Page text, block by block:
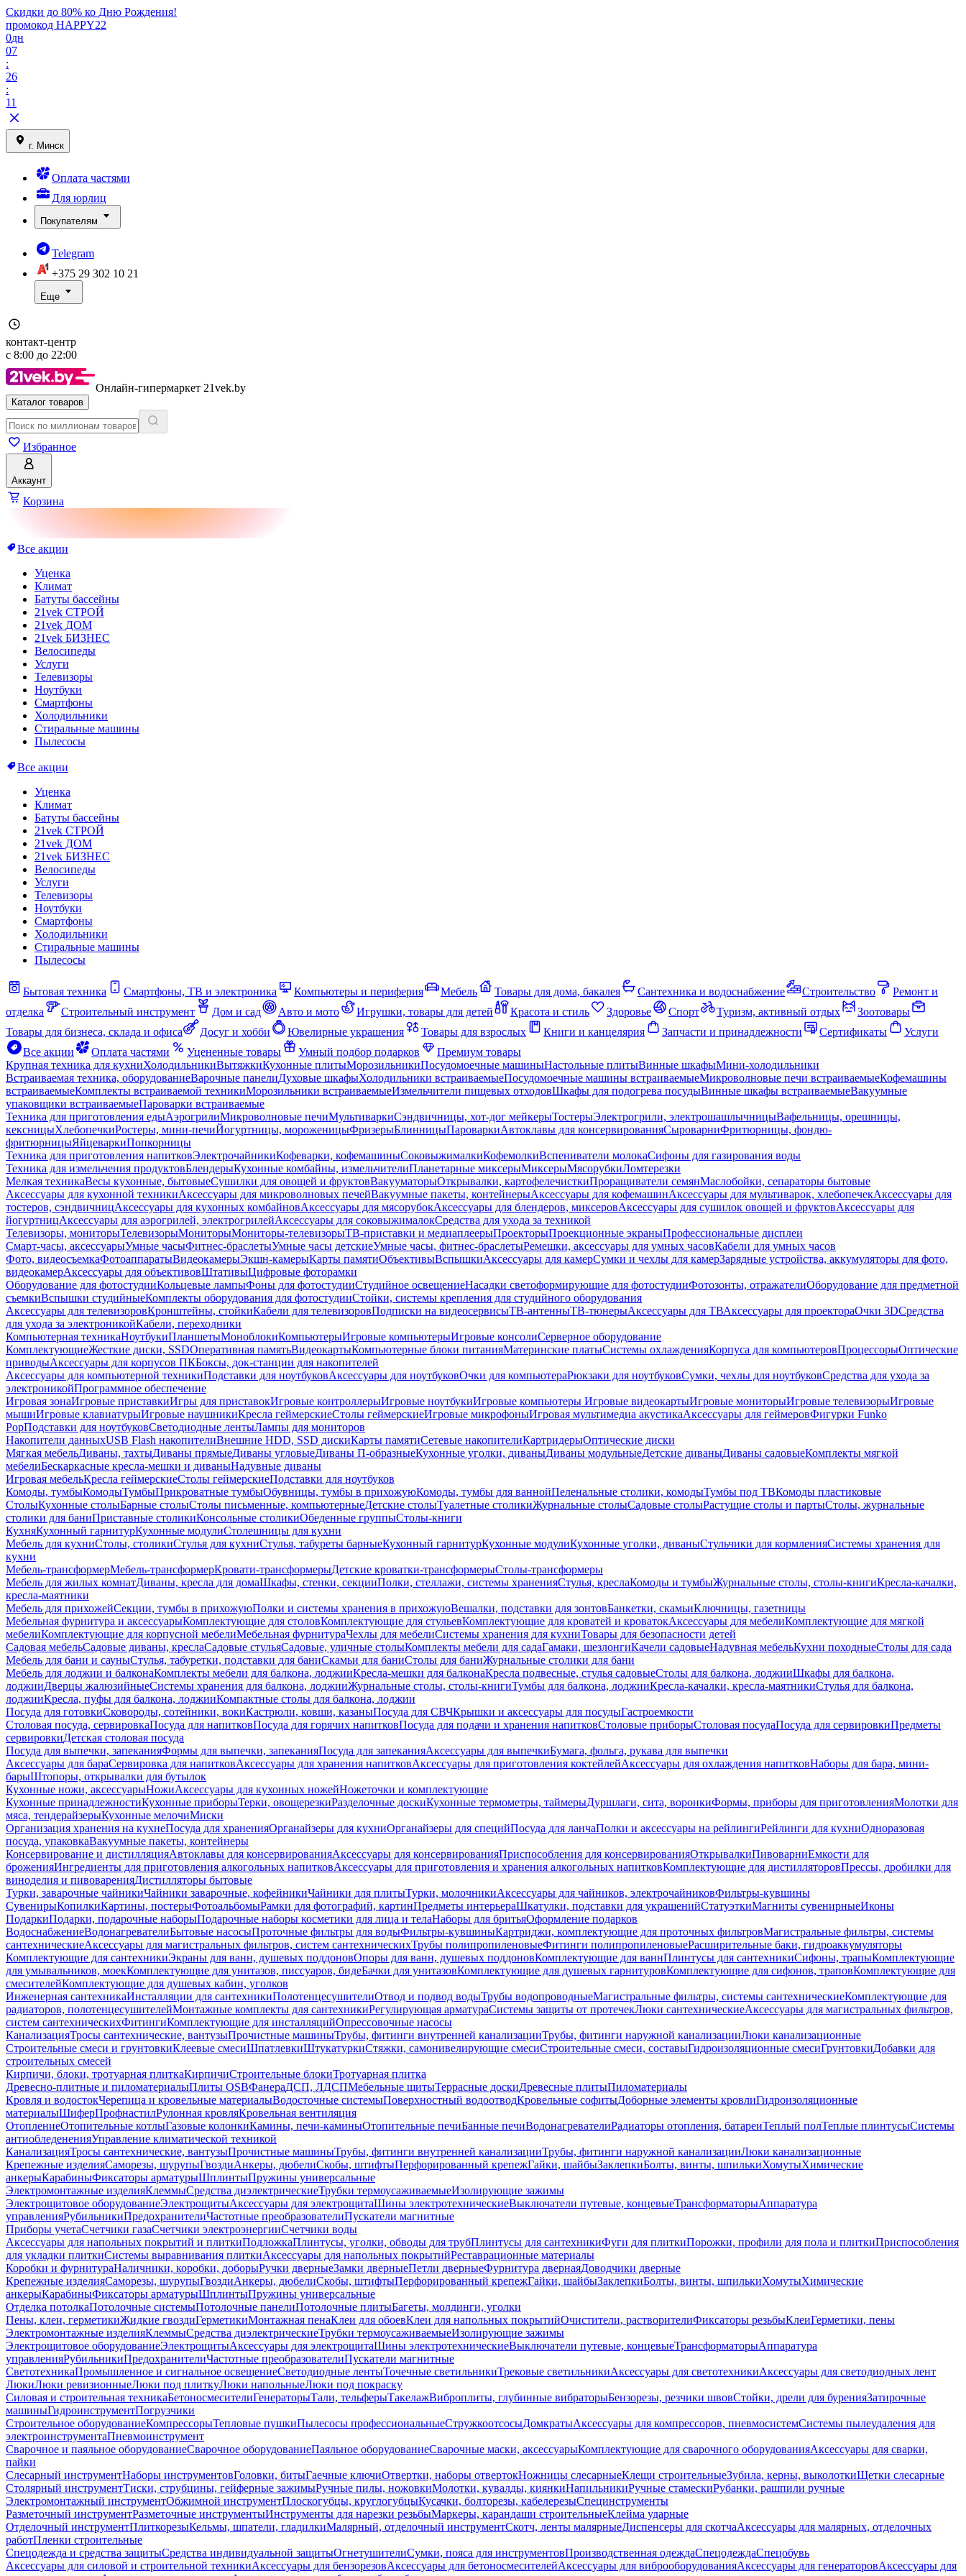
Скидки до 80% ко Дню Рождения!
промокод HAPPY22
0дн
07
:
26
:
11
г. Минск
Оплата частями
Для юрлиц
Покупателям
Telegram
+375 29 302 10 21
Еще
контакт-центр
с 8:00 до 22:00
Онлайн-гипермаркет 21vek.by
Каталог товаров
Избранное
Аккаунт
Корзина
Все акции
Уценка
Климат
Батуты бассейны
21vek СТРОЙ
21vek ДОМ
21vek БИЗНЕС
Велосипеды
Услуги
Телевизоры
Ноутбуки
Смартфоны
Холодильники
Стиральные машины
Пылесосы
Все акции
Уценка
Климат
Батуты бассейны
21vek СТРОЙ
21vek ДОМ
21vek БИЗНЕС
Велосипеды
Услуги
Телевизоры
Ноутбуки
Смартфоны
Холодильники
Стиральные машины
Пылесосы
Бытовая техника Смартфоны, ТВ и электроника Компьютеры и периферия Мебель Товары для дома, бакалея Сантехника и водоснабжение Строительство
Ремонт и
отделка
Строительный инструмент Дом и сад Авто и мото Игрушки, товары для детей Красота и стиль Здоровье Спорт Туризм, активный отдых
Зоотовары
Товары для бизнеса, склада и офиса
Досуг и хобби Ювелирные украшения Товары для взрослых Книги и канцелярия Запчасти и принадлежности Сертификаты
Услуги
Все акции
Оплата частями Уцененные товары Умный подбор подарков
Премиум товары
Крупная техника для кухниХолодильникиВытяжкиКухонные плитыМорозильникиПосудомоечные машиныНастольные плитыВинные шкафыМини-холодильники
Встраиваемая техника, оборудованиеВарочные панелиДуховые шкафыХолодильники встраиваемыеПосудомоечные машины встраиваемыеМикроволновые печи встраиваемыеКофемашины
встраиваемыеКомплекты встраиваемой техникиМорозильники встраиваемыеИзмельчители пищевых отходовШкафы для подогрева посудыВинные шкафы встраиваемыеВакуумные
упаковщики встраиваемыеПароварки встраиваемые
Техника для приготовления едыАэрогрилиМикроволновые печиМультиваркиСэндвичницы, хот-дог мейкерыТостерыЭлектрогрили, электрошашлычницыВафельницы, орешницы,
кексницыХлебопечкиРостеры, мини-печиЙогуртницы, мороженицыФризерыБлинницыПароваркиАвтоклавы для консервированияСыроварниФритюрницы, фондю-
фритюрницыЯйцеваркиПопкорницы
Техника для приготовления напитковЭлектрочайникиКофеварки, кофемашиныСоковыжималкиКофемолкиВспениватели молокаСифоны для газирования воды
Техника для измельчения продуктовБлендерыКухонные комбайны, измельчителиПланетарные миксерыМиксерыМясорубкиЛомтерезки
Мелкая техникаВесы кухонные, бытовыеСушилки для овощей и фруктовВакууматорыОткрывалки, картофелечисткиПроращиватели семянМаслобойки, сепараторы бытовые
Аксессуары для кухонной техникиАксессуары для микроволновых печейВакуумные пакеты, контейнерыАксессуары для кофемашинАксессуары для мультиварок, хлебопечекАксессуары для
тостеров, сэндвичницАксессуары для кухонных комбайновАксессуары для мясорубокАксессуары для блендеров, миксеровАксессуары для сушилок овощей и фруктовАксессуары для
йогуртницАксессуары для аэрогрилей, электрогрилейАксессуары для соковыжималокСредства для ухода за техникой
Телевизоры, мониторыТелевизорыМониторыМониторы-телевизорыТВ-приставки и медиаплеерыПроекторыПроекционные экраныПрофессиональные дисплеи
Смарт-часы, аксессуарыУмные часыФитнес-браслетыУмные часы детскиеУмные часы, фитнес-браслетыРемешки, аксессуары для умных часовКабели для умных часов
Фото, видеосъемкаФотоаппаратыВидеокамерыЭкшн-камерыКарты памятиОбъективыВспышкиАксессуары для камерСумки и чехлы для камерЗарядные устройства, аккумуляторы для фото,
видеокамерАксессуары для объективовШтативыЦифровые фоторамки
Оборудование для фотостудииКольцевые лампыФоны для фотостудииСтудийное освещениеНасадки светоформирующие для фотостудииФотозонты, отражателиОборудование для предметной
съемкиВспышки студийныеКомплекты оборудования для фотостудииСтойки, системы крепления для студийного оборудования
Аксессуары для телевизоровКронштейны, стойкиКабели для телевизоровПодписки на видеосервисыТВ-антенныТВ-тюнерыАксессуары для ТВАксессуары для проектораОчки 3DСредства
для ухода за электроникойКабели, переходники
Компьютерная техникаНоутбукиПланшетыМоноблокиКомпьютерыИгровые компьютерыИгровые консолиСерверное оборудование
КомплектующиеЖесткие диски, SSDОперативная памятьВидеокартыКомпьютерные блоки питанияМатеринские платыСистемы охлажденияКорпуса для компьютеровПроцессорыОптические
приводыАксессуары для корпусов ПКБоксы, док-станции для накопителей
Аксессуары для компьютерной техникиПодставки для ноутбуковАксессуары для ноутбуковОчки для компьютераРюкзаки для ноутбуковСумки, чехлы для ноутбуковСредства для ухода за
электроникойПрограммное обеспечение
Игровая зонаИгровые приставкиИгры для приставокИгровые контроллерыИгровые ноутбукиИгровые компьютеры Игровые видеокартыИгровые мониторыИгровые телевизорыИгровые
мышиИгровые клавиатурыИгровые наушникиКресла геймерскиеСтолы геймерскиеИгровые микрофоныИгровая мультимедиа акустикаАксессуары для геймеровФигурки Funko
PopПодставки для ноутбуковСветодиодные лентыЛампы для мониторов
Накопители данныхUSB Flash накопителиВнешние HDD, SSD дискиКарты памятиСетевые накопителиКартридерыОптические диски
Мягкая мебельДиваны, тахтыДиваны прямыеДиваны угловыеДиваны П-образныеКухонные уголки, диваныДиваны модульныеДетские диваныДиваны садовыеКомплекты мягкой
мебелиБескаркасные кресла-мешки и диваныНадувные диваны
Игровая мебельКресла геймерскиеСтолы геймерскиеПодставки для ноутбуков
Комоды, тумбыКомодыТумбыПрикроватные тумбыОбувницы, тумбы в прихожуюКомоды, тумбы для ваннойПеленальные столики, комодыТумбы под ТВКомоды пластиковые
СтолыКухонные столыБарные столыСтолы письменные, компьютерныеДетские столыТуалетные столикиЖурнальные столыСадовые столыРастущие столы и партыСтолы, журнальные
столики для баниПриставные столикиКонсольные столикиОбеденные группыСтолы-книги
КухняКухонный гарнитурКухонные модулиСтолешницы для кухни
Мебель для кухниСтолы, столикиСтулья для кухниСтулья, табуреты барныеКухонный гарнитурКухонные модулиКухонные уголки, диваныСтульчики для кормленияСистемы хранения для
кухни
Мебель-трансформерМебель-трансформерКровати-трансформерыДетские кроватки-трансформерыСтолы-трансформеры
Мебель для жилых комнатДиваны, кресла для домаШкафы, стенки, секцииПолки, стеллажи, системы храненияСтулья, креслаКомоды и тумбыЖурнальные столы, столы-книгиКресла-качалки,
кресла-маятники
Мебель для прихожейСекции, тумбы в прихожуюПолки и системы хранения в прихожуюВешалки, подставки для зонтовБанкетки, скамьиКлючницы, газетницы
Мебельная фурнитура и аксессуарыКомплектующие для столовКомплектующие для стульевКомплектующие для кроватей и кроватокАксессуары для мебелиКомплектующие для мягкой
мебелиКомплектующие для корпусной мебелиМебельная фурнитураЧехлы для мебелиСистемы хранения для кухниТовары для безопасности детей
Садовая мебельСадовые диваны, креслаСадовые стульяСадовые, уличные столыКомплекты мебели для садаГамаки, шезлонгиКачели садовыеНадувная мебельКухни походныеСтолы для сада
Мебель для бани и сауныСтулья, табуретки, подставки для баниСкамьи для баниСтолы для баниЖурнальные столики для бани
Мебель для лоджии и балконаКомплекты мебели для балкона, лоджииКресла-мешки для балконаКресла подвесные, стулья садовыеСтолы для балкона, лоджииШкафы для балкона,
лоджииДверцы жалюзийныеСистемы хранения для балкона, лоджииЖурнальные столы, столы-книгиТумбы для балкона, лоджииКресла-качалки, кресла-маятникиСтулья для балкона,
лоджииКресла, пуфы для балкона, лоджииКомпактные столы для балкона, лоджии
Посуда для готовкиСковороды, сотейники, вокиКастрюли, ковши, казаныПосуда для СВЧКрышки и аксессуары для посудыГастроемкости
Столовая посуда, сервировкаПосуда для напитковПосуда для горячих напитковПосуда для подачи и хранения напитковСтоловые приборыСтоловая посудаПосуда для сервировкиПредметы
сервировкиДетская столовая посуда
Посуда для выпечки, запеканияФормы для выпечки, запеканияПосуда для запеканияАксессуары для выпечкиБумага, фольга, рукава для выпечки
Аксессуары для бараСервировка для напитковАксессуары для хранения напитковАксессуары для приготовления коктейлейАксессуары для охлаждения напитковНаборы для бара, мини-
барыШтопоры, открывалки для бутылок
Кухонные ножи, аксессуарыНожиАксессуары для кухонных ножейНожеточки и комплектующие
Кухонные принадлежностиКухонные приборыТерки, овощерезкиРазделочные доскиКухонные термометры, таймерыДуршлаги, сита, воронкиФормы, приборы для приготовленияМолотки для
мяса, тендерайзерыКухонные мелочиМиски
Организация хранения на кухнеПосуда для храненияОрганайзеры для кухниОрганайзеры для специйПосуда для ланчаПолки и аксессуары на рейлингиРейлинги для кухниОдноразовая
посуда, упаковкаВакуумные пакеты, контейнеры
Консервирование и дистилляцияАвтоклавы для консервированияАксессуары для консервированияПриспособления для консервированияОткрывалкиПивоварниЕмкости для
броженияИнгредиенты для приготовления алкогольных напитковАксессуары для приготовления и хранения алкогольных напитковКомплектующие для дистилляторовПрессы, дробилки для
виноделия и пивоваренияДистилляторы бытовые
Турки, заварочные чайникиЧайники заварочные, кофейникиЧайники для плитыТурки, молочникиАксессуары для чайников, электрочайниковФильтры-кувшины
СувенирыКопилкиКартины, постерыФотоальбомыРамки для фотографий, картинПредметы интерьераШкатулки, подставки для украшенийСтатуэткиМагниты сувенирныеИконы
ПодаркиПодарки, подарочные наборыПодарочные наборы косметики для лица и телаНаборы для бритьяОформление подарков
ВодоснабжениеВодонагревателиБытовые насосыПроточные фильтры для водыФильтры-кувшиныКартриджи, комплектующие для проточных фильтровМагистральные фильтры, системы
сантехническиеАксессуары для магистральных фильтров, систем сантехническихТрубы полипропиленовыеФитинги полипропиленовыеРасширительные баки, гидроаккумуляторы
Комплектующие для сантехникиЭкраны для ванн, душевых поддоновОпоры для ванн, душевых поддоновКомплектующие для ваннПлинтусы для сантехникиСифоны, трапыКомплектующие
для умывальников, моекКомплектующие для унитазов, писсуаров, бидеБачки для унитазовКомплектующие для душевых гарнитуровКомплектующие для сифонов, траповКомплектующие для
смесителейКомплектующие для душевых кабин, уголков
Инженерная сантехникаИнсталляции для сантехникиПолотенцесушителиОтвод и подвод водыТрубы водопроводныеМагистральные фильтры, системы сантехническиеКомплектующие для
радиаторов, полотенцесушителейМонтажные комплекты для сантехникиРегулирующая арматураСистемы защиты от протечекЛюки сантехническиеАксессуары для магистральных фильтров,
систем сантехническихФитингиКомплектующие для инсталляцийОпрессовочные насосы
КанализацияТросы сантехнические, вантузыПрочистные машиныТрубы, фитинги внутренней канализацииТрубы, фитинги наружной канализацииЛюки канализационные
Строительные смеси и грунтовкиКлеевые смесиШпатлевкиШтукатуркиСтяжки, самонивелирующие смесиСтроительные смеси, составыГидроизоляционные смесиГрунтовкиДобавки для
строительных смесей
Кирпичи, блоки, тротуарная плиткаКирпичиСтроительные блокиТротуарная плитка
Древесно-плитные и пиломатериалыПлиты OSBФанераДСП, ЛДСПМебельные щитыТеррасные доскиДревесные плитыПиломатериалы
Кровля и водостокЧерепица и кровельные материалыВодосточные системыПоверхностный водоотводКровельные софитыДоборные элементы кровлиГидроизоляционные
материалыШиферПрофнастилРулонная кровляКровельная вентиляция
ОтоплениеОтопительные котлыГазовые колонкиКамины, печи-каминыОтопительные печиБанные печиВодонагревателиРадиаторы отопления, батареиТеплый полТеплые плинтусыСистемы
антиобледененияУправление климатической техникой
КанализацияТросы сантехнические, вантузыПрочистные машиныТрубы, фитинги внутренней канализацииТрубы, фитинги наружной канализацииЛюки канализационные
Крепежные изделияСаморезы, шурупыГвоздиАнкеры, дюбелиСкобы, штифтыПерфорированный крепежГайки, шайбыЗаклепкиБолты, винты, шпилькиХомутыХимические
анкерыКарабиныФиксаторы арматурыШплинтыПружины универсальные
Электромонтажные изделияКлеммыСредства диэлектрическиеТрубки термоусаживаемыеИзолирующие зажимы
Электрощитовое оборудованиеЭлектрощитыАксессуары для электрощитаШины электротехническиеВыключатели путевые, концевыеТрансформаторыАппаратура
управленияРубильникиПредохранителиЧастотные преобразователиПускатели магнитные
Приборы учетаСчетчики газаСчетчики электроэнергииСчетчики воды
Аксессуары для напольных покрытий и плиткиПодложкаПлинтусы, уголки, обводы для трубПлинтусы для сантехникиФуги для плиткиПорожки, профили для пола и плиткиПриспособления
для укладки плиткиСистемы выравнивания плиткиАксессуары для напольных покрытийРеставрационные материалы
Коробки и фурнитураНаличники, коробки, доборыРучки дверныеЗамки дверныеПетли дверныеФурнитура двернаяДоводчики дверные
Крепежные изделияСаморезы, шурупыГвоздиАнкеры, дюбелиСкобы, штифтыПерфорированный крепежГайки, шайбыЗаклепкиБолты, винты, шпилькиХомутыХимические
анкерыКарабиныФиксаторы арматурыШплинтыПружины универсальные
Отделка потолкаПотолочные системыПотолочные панелиПотолочные плитыБагеты, молдинги, уголки
Пены, клеи, герметикиЖидкие гвоздиГерметикиМонтажная пенаКлеи для обоевКлеи для напольных покрытийОчистители, растворителиФиксаторы резьбыКлеиГерметики, пены
Электромонтажные изделияКлеммыСредства диэлектрическиеТрубки термоусаживаемыеИзолирующие зажимы
Электрощитовое оборудованиеЭлектрощитыАксессуары для электрощитаШины электротехническиеВыключатели путевые, концевыеТрансформаторыАппаратура
управленияРубильникиПредохранителиЧастотные преобразователиПускатели магнитные
СветотехникаПромышленное и сигнальное освещениеСветодиодные лентыТочечные светильникиТрековые светильникиАксессуары для светотехникиАксессуары для светодиодных лент
ЛюкиЛюки ревизионныеЛюки под плиткуЛюки напольныеЛюки под покраску
Силовая и строительная техникаБетоносмесителиГенераторыТали, тельферыТакелажВиброплиты, глубинные вибраторыБензорезы, резчики швовСтойки, дрели для буренияЗатирочные
машиныГидроинструментПогрузчики
Строительное оборудованиеКомпрессорыТепловые пушкиПылесосы профессиональныеСтружкоотсосыДомкратыАксессуары для компрессоров, пневмосистемСистемы пылеудаления для
электроинструментаПневмоинструмент
Сварочное и паяльное оборудованиеСварочное оборудованиеПаяльное оборудованиеСварочные маски, аксессуарыКомплектующие для сварочного оборудованияАксессуары для сварки,
пайки
Слесарный инструментНаборы инструментовГоловки, битыГаечные ключиОтвертки, наборы отвертокНожницы слесарныеКлещи строительныеЗубила, керны, выколоткиЩетки слесарные
Столярный инструментТиски, струбцины, гейферные зажимыРучные пилы, ножовкиМолотки, кувалды, киянкиНапильникиРучные стамескиРубанки, рашпили ручные
Электромонтажный инструментОбжимной инструментПлоскогубцы, круглогубцыКусачки, болторезы, кабелерезыСпецинструменты
Разметочный инструментРазметочные инструментыИнструменты для нарезки резьбыМаркеры, карандаши строительныеКлейма ударные
Отделочный инструментПлиткорезыКельмы, шпатели, гладилкиМалярный, отделочный инструментСкотч, ленты малярныеДиспенсеры для скотчаАксессуары для малярных, отделочных
работПленки строительные
Спецодежда и средства защитыСредства индивидуальной защитыОгнетушителиСумки, пояса для инструментовПроизводственная одеждаСпецодеждаСпецобувь
Аксессуары для силовой и строительной техникиАксессуары для бензорезовАксессуары для бетоносмесителейАксессуары для виброоборудованияАксессуары для генераторовАксессуары для